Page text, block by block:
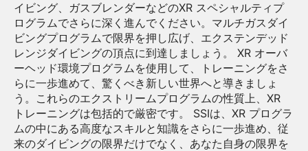
イビング、ガスブレンダーなどのXR スペシャルティプ
ログラムでさらに深く進んでください。マルチガスダイ
ビングプログラムで限界を押し広げ、エクステンデッド
レンジダイビングの頂点に到達しましょう。 XR オーバ
ーヘッド環境プログラムを使用して、トレーニングをさ
らに一歩進めて、驚くべき新しい世界へと導きましょ
う。これらのエクストリームプログラムの性質上、XR
トレーニングは包括的で厳密です。 SSIは、XR プログラ
ムの中にある高度なスキルと知識をさらに一歩進め、従
来のダイビングの限界だけでなく、あなた自身の限界を